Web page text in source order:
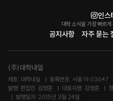
공지사항 자주 묻는
인스
대학 소식을 가장 빠르
(주)대학내일
제호: 대학내일 등록번호: 서울 아 03647
발행·편집인: 김영훈
대표자명: 김영훈
발행일자: 2015년 3월 24일